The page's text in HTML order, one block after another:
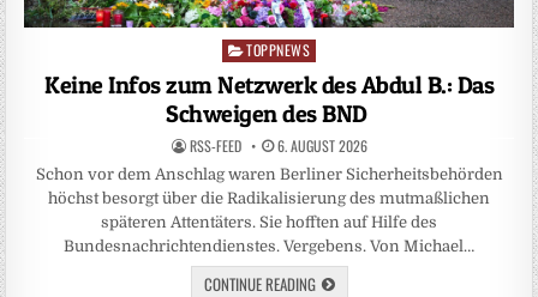
Posted
in
TOPPNEWS
Keine Infos zum Netzwerk des Abdul B.: Das
Schweigen des BND
RSS-FEED 6. AUGUST 2026
Schon vor dem Anschlag waren Berliner Sicherheitsbehörden
höchst besorgt über die Radikalisierung des mutmaßlichen
späteren Attentäters. Sie hofften auf Hilfe des
Bundesnachrichtendienstes. Vergebens. Von Michael…
CONTINUE READING